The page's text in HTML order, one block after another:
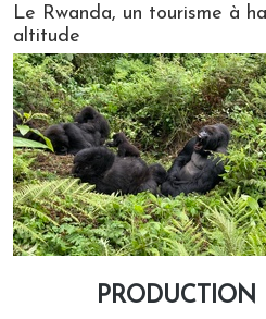
Le Rwanda, un tourisme à
altitude
PRODUCTION